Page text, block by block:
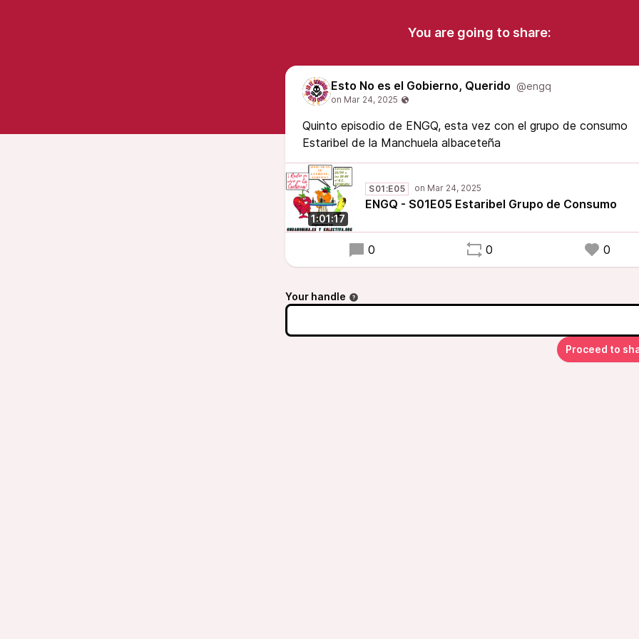
You are going to share:
Esto No es el Gobierno, Querido @engq
Quinto episodio de ENGQ, esta vez con el grupo de consumo
Estaribel de la Manchuela albaceteña
1:01:17
S01:E05
ENGQ - S01E05 Estaribel Grupo de Consumo
0 0 0
Your handle
Proceed to